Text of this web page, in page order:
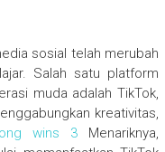
sosial telah merubah
Salah satu platform
muda adalah TikTok,
kreativitas,
wins 3 Menariknya,